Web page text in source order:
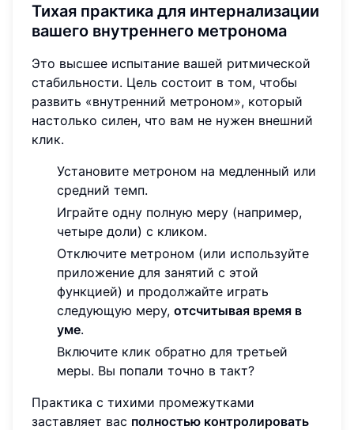
Тихая практика для интернализации
вашего внутреннего метронома
Это высшее испытание вашей ритмической
стабильности. Цель состоит в том, чтобы
развить «внутренний метроном», который
настолько силен, что вам не нужен внешний
клик.
Установите метроном на медленный или
средний темп.
Играйте одну полную меру (например,
четыре доли) с кликом.
Отключите метроном (или используйте
приложение для занятий с этой
функцией) и продолжайте играть
следующую меру, отсчитывая время в
уме.
Включите клик обратно для третьей
меры. Вы попали точно в такт?
Практика с тихими промежутками
заставляет вас полностью контролировать